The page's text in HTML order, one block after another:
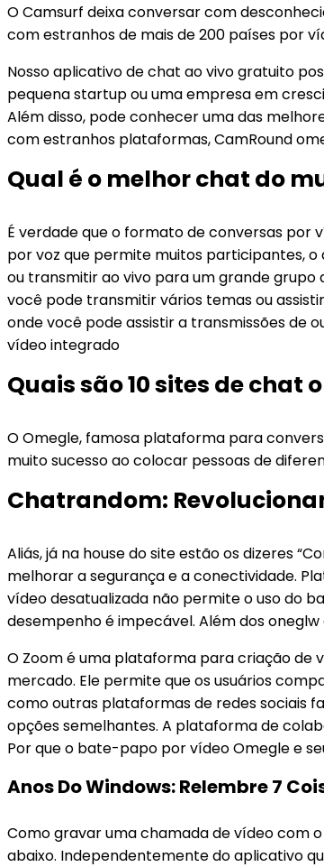
O Camsurf deixa conversar com
com estranhos de mais de 200 países por
Nosso aplicativo de chat ao vivo gratuito
pequena startup ou uma empresa em
Além disso, pode conhecer uma das
com estranhos plataformas, CamRound
Qual é o melhor chat do
É verdade que o formato de conversas por
por voz que permite muitos participantes, o
ou transmitir ao vivo para um grande grupo
você pode transmitir vários temas ou
onde você pode assistir a transmissões
vídeo integrado
Quais são 10 sites de chat
O Omegle, famosa plataforma para
muito sucesso ao colocar pessoas de
Chatrandom:
Aliás, já na house do site estão os dizeres
melhorar a segurança e a conectividade.
vídeo desatualizada não permite o uso do
desempenho é impecável. Além dos
O Zoom é uma plataforma para criação de
mercado. Ele permite que os usuários
como outras plataformas de redes sociais
opções semelhantes. A plataforma de
Por que o bate-papo por vídeo Omegle e
Anos Do Windows: Relembre 7
Como gravar uma chamada de vídeo com
abaixo. Independentemente do aplicativo